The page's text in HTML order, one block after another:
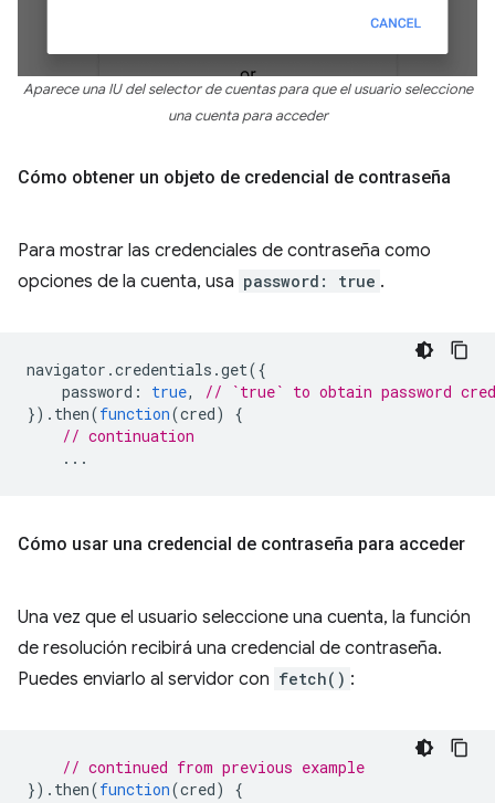
Aparece una IU del selector de cuentas para que el usuario seleccione
una cuenta para acceder
Cómo obtener un objeto de credencial de contraseña
Para mostrar las credenciales de contraseña como
opciones de la cuenta, usa password: true .
navigator .credentials .get({
password : true,
// `true` to obtain password
}). then(function(cred)
{
// continuation
...
Cómo usar una credencial de contraseña para acceder
Una vez que el usuario seleccione una cuenta, la función
de resolución recibirá una credencial de contraseña.
Puedes enviarlo al servidor con fetch() :
// continued from previous example
}). then(function(cred)
{